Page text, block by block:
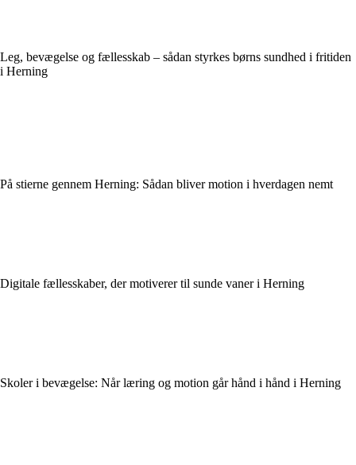
Leg, bevægelse og fællesskab – sådan styrkes børns sundhed i fritiden
i Herning
På stierne gennem Herning: Sådan bliver motion i hverdagen nemt
Digitale fællesskaber, der motiverer til sunde vaner i Herning
Skoler i bevægelse: Når læring og motion går hånd i hånd i Herning